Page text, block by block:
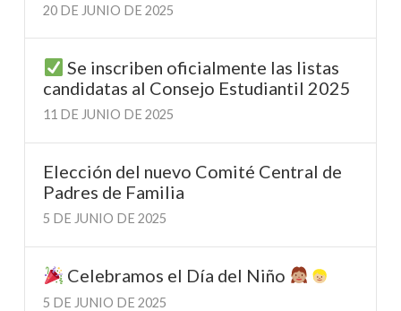
20 DE JUNIO DE 2025
Se inscriben oficialmente las listas
candidatas al Consejo Estudiantil 2025
11 DE JUNIO DE 2025
Elección del nuevo Comité Central de
Padres de Familia
5 DE JUNIO DE 2025
Celebramos el Día del Niño
5 DE JUNIO DE 2025